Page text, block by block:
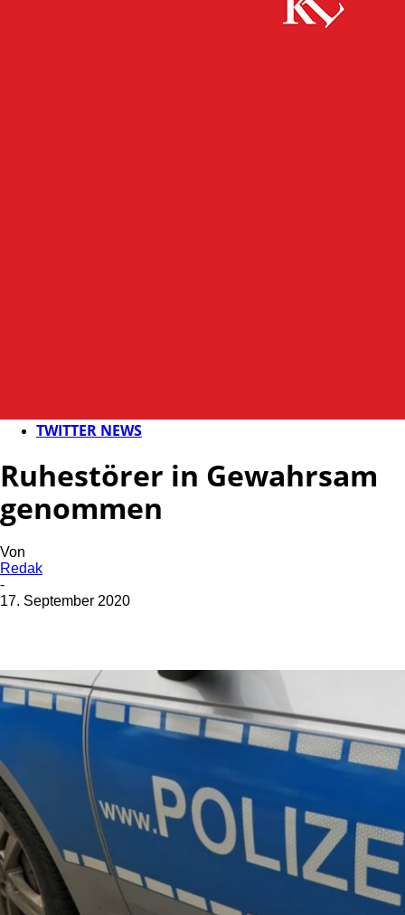
TWITTER NEWS
Ruhestörer in Gewahrsam
genommen
Von
Redak
-
17. September 2020